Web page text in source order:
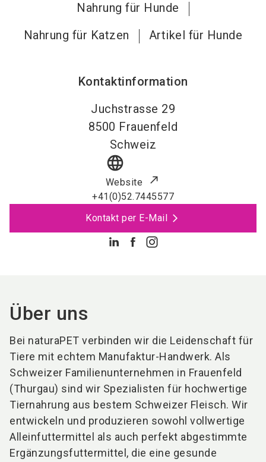
Nahrung für Hunde
Nahrung für Katzen
Artikel für Hunde
Kontaktinformation
Juchstrasse 29
8500 Frauenfeld
Schweiz
language
Website
+41(0)52.7445577
Kontakt per E-Mail
Über uns
Bei naturaPET verbinden wir die Leidenschaft für
Tiere mit echtem Manufaktur-Handwerk. Als
Schweizer Familienunternehmen in Frauenfeld
(Thurgau) sind wir Spezialisten für hochwertige
Tiernahrung aus bestem Schweizer Fleisch. Wir
entwickeln und produzieren sowohl vollwertige
Alleinfuttermittel als auch perfekt abgestimmte
Ergänzungsfuttermittel, die eine gesunde